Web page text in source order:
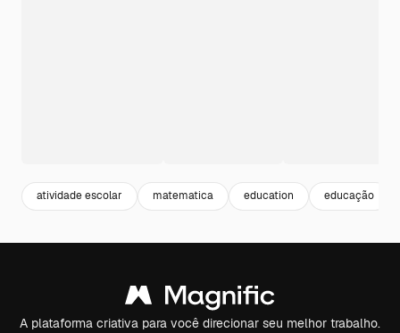
atividade escolar matematica education educação
A plataforma criativa para você direcionar seu melhor trabalho.